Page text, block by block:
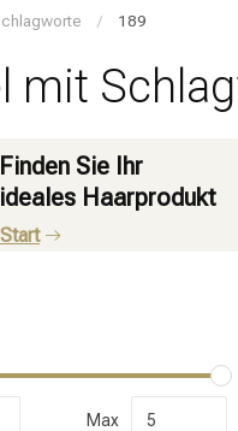
Nach
/ 189
mit
Finden Sie Ihr
ideales Haarprodukt
Start
Max